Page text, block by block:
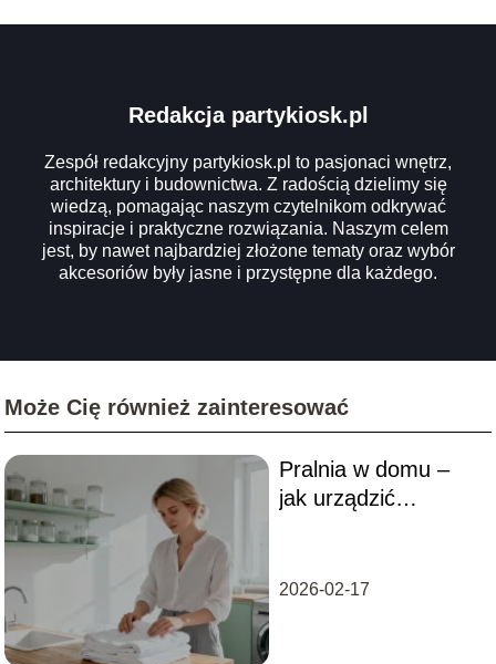
Redakcja partykiosk.pl
Zespół redakcyjny partykiosk.pl to pasjonaci wnętrz,
architektury i budownictwa. Z radością dzielimy się
wiedzą, pomagając naszym czytelnikom odkrywać
inspiracje i praktyczne rozwiązania. Naszym celem
jest, by nawet najbardziej złożone tematy oraz wybór
akcesoriów były jasne i przystępne dla każdego.
Może Cię również zainteresować
Pralnia w domu –
jak urządzić
2026-02-17